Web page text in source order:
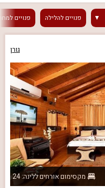
פנוייםלהלילה פנויים
גורן
מקסימום אורחים ללינה: 24